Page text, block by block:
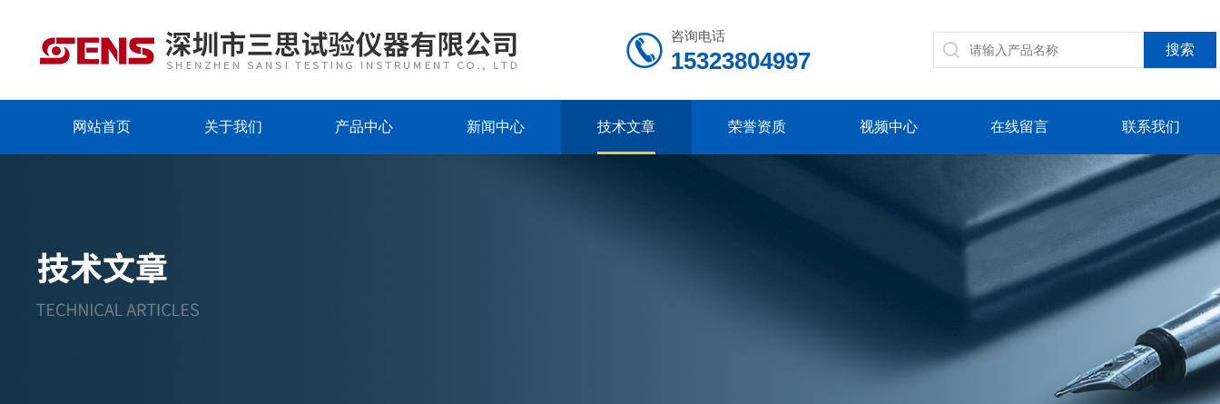
咨询电话
15323804997
网站首页 关于我们 产品中心 新闻中心 技术文章 荣誉资质 视频中心 在线留言 联系我们